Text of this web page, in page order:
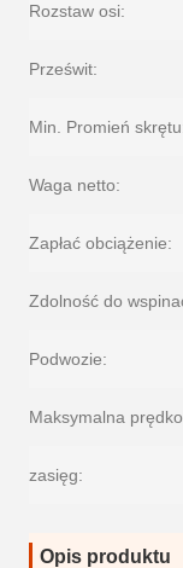
Rozstaw osi:
Prześwit:
Min. Promień
Waga netto:
Zapłać obciążenie:
Zdolność do
Podwozie:
Maksymalna
zasięg:
Opis produktu